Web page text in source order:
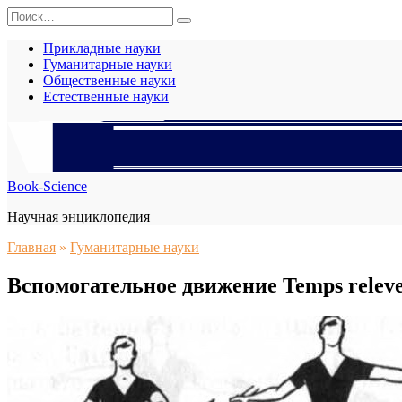
Перейти
к
содержанию
Search
for:
Прикладные науки
Гуманитарные науки
Общественные науки
Естественные науки
Book-Science
Научная энциклопедия
Главная » Гуманитарные науки
Вспомогательное движение Temps